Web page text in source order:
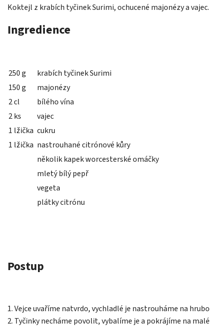
Koktejl z krabích tyčinek Surimi, ochucené majonézy a vajec.
Ingredience
250 g
krabích tyčinek Surimi
150 g
majonézy
2 cl
bílého vína
2 ks
vajec
1 lžička cukru
1 lžička nastrouhané citrónové kůry
několik kapek worcesterské omáčky
mletý bílý pepř
vegeta
plátky citrónu
Postup
1. Vejce uvaříme natvrdo, vychladlé je nastrouháme na hrubo
2. Tyčinky necháme povolit, vybalíme je a pokrájíme na malé